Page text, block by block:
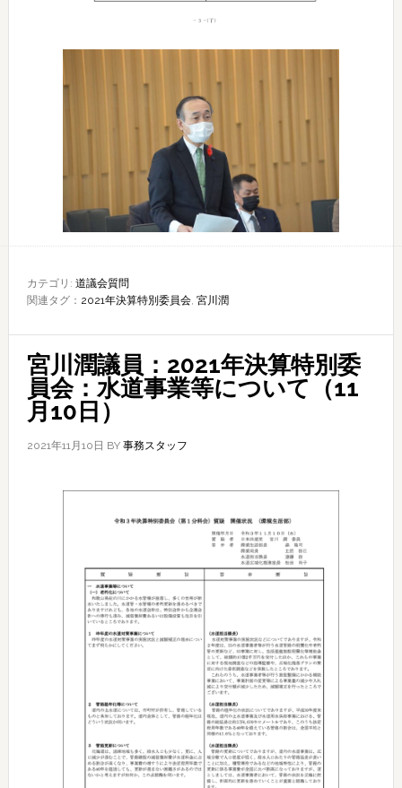
カテゴリ: 道議会質問
関連タグ： 2021年決算特別委員会, 宮川潤
宮川潤議員：2021年決算特別委
員会：水道事業等について（11
月10日）
2021年11月10日 BY 事務スタッフ